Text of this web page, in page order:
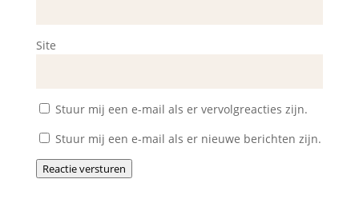
Site
Stuur mij een e-mail als er vervolgreacties zijn.
Stuur mij een e-mail als er nieuwe berichten zijn.
Reactie versturen